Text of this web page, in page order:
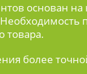
основан на
товара.
более